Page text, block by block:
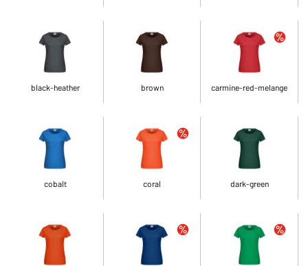
black-heather brown carmine-red-melange
cobalt coral dark-green